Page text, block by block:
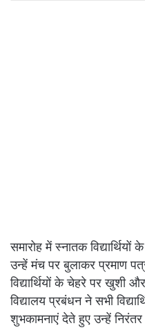
समारोह में स्नातक
उन्हें मंच पर बुलाकर प्रमाण
विद्यार्थियों के चेहरे पर खुशी
विद्यालय प्रबंधन ने सभी
शुभकामनाएं देते हुए उन्हें